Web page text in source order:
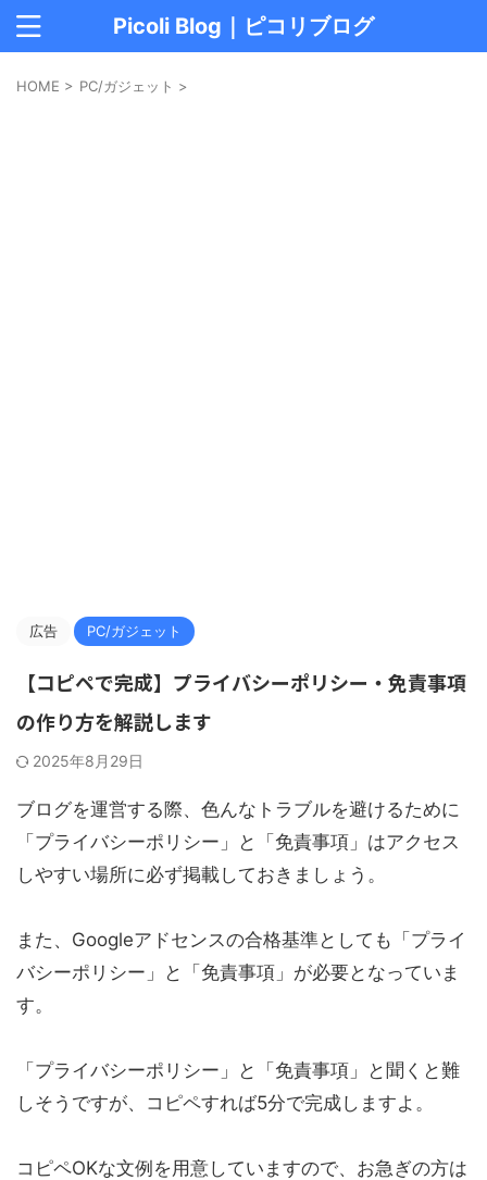
Picoli Blog｜ピコリブログ
HOME > PC/ガジェット >
広告 PC/ガジェット
【コピペで完成】プライバシーポリシー・免責事項
の作り方を解説します
2025年8月29日
ブログを運営する際、色んなトラブルを避けるために
「プライバシーポリシー」と「免責事項」はアクセス
しやすい場所に必ず掲載しておきましょう。
また、Googleアドセンスの合格基準としても「プライ
バシーポリシー」と「免責事項」が必要となっていま
す。
「プライバシーポリシー」と「免責事項」と聞くと難
しそうですが、コピペすれば5分で完成しますよ。
コピペOKな文例を用意していますので、お急ぎの方は